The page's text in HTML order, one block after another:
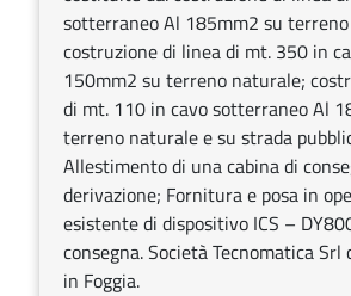
sotterraneo Al 185mm2 su
costruzione di linea di mt. 350 in
150mm2 su terreno naturale;
di mt. 110 in cavo sotterraneo Al
terreno naturale e su strada
Allestimento di una cabina di
derivazione; Fornitura e posa in
esistente di dispositivo ICS –
consegna. Società Tecnomatica Srl
in Foggia.